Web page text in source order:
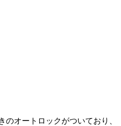
のオートロックがついており、